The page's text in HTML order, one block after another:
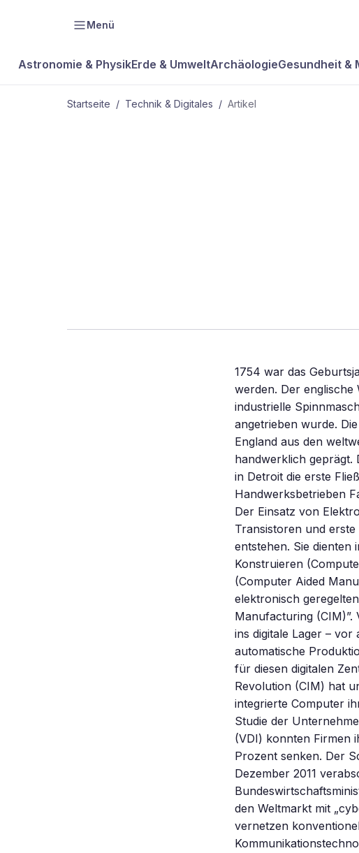
Menü
Astronomie & PhysikErde & UmweltArchäologieGesundheit &
Startseite / Technik & Digitales / Artikel
1754 war das
werden. Der englische
industrielle
angetrieben wurde.
England aus den
handwerklich geprägt.
in Detroit die erste
Handwerksbetrieben
Der Einsatz von
Transistoren und
entstehen. Sie dienten
Konstruieren
(Computer Aided
elektronisch
Manufacturing
ins digitale Lager –
automatische
für diesen digitalen
Revolution (CIM) hat
integrierte Computer
Studie der
(VDI) konnten Firmen
Prozent senken. Der
Dezember 2011
den Weltmarkt mit
vernetzen